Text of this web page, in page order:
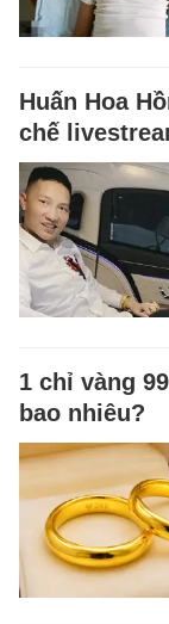
Huấn Hoa
chế
1 chỉ vàng
bao nhiêu?